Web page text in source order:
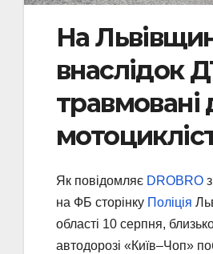
На
внаслідок
травмовані
Як повідомляє DROBRO
на ФБ сторінку Поліція
області 10 серпня,
автодорозі «Київ–Чоп»